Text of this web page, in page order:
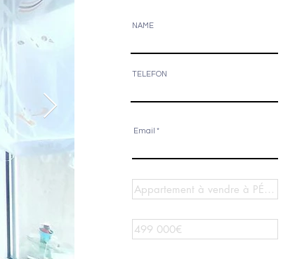
NAME
TELEFON
Email